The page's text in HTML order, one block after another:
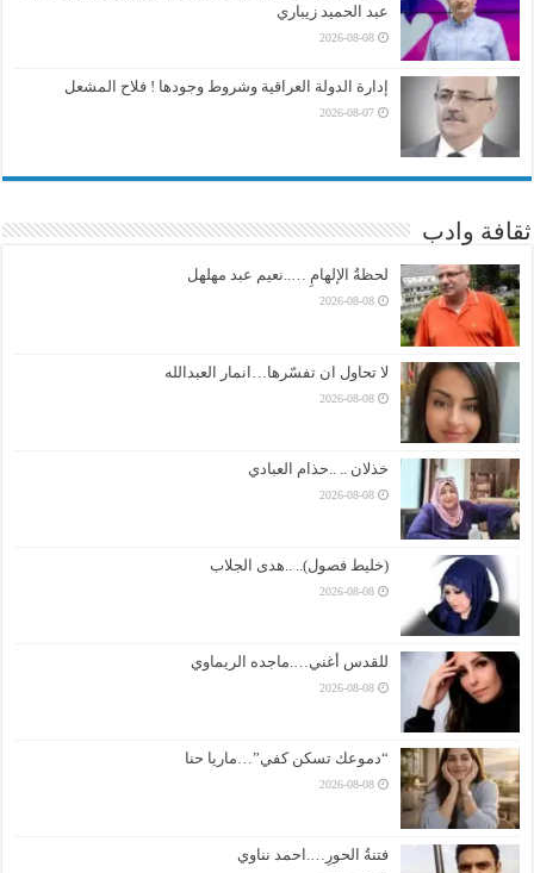
عبد الحميد زيباري
2026-08-08
إدارة الدولة العراقية وشروط وجودها ! فلاح المشعل
2026-08-07
ثقافة وادب
لحظةُ الإلهامِ …..نعيم عبد مهلهل
2026-08-08
لا تحاول ان تفسّرها…انمار العبدالله
2026-08-08
خذلان .. ..حذام العبادي
2026-08-08
(خليط فصول).. ..هدى الجلاب
2026-08-08
للقدس أغني….ماجده الريماوي
2026-08-08
“دموعك تسكن كفي”…ماريا حنا
2026-08-08
فتنةُ الحورِ….احمد نناوي